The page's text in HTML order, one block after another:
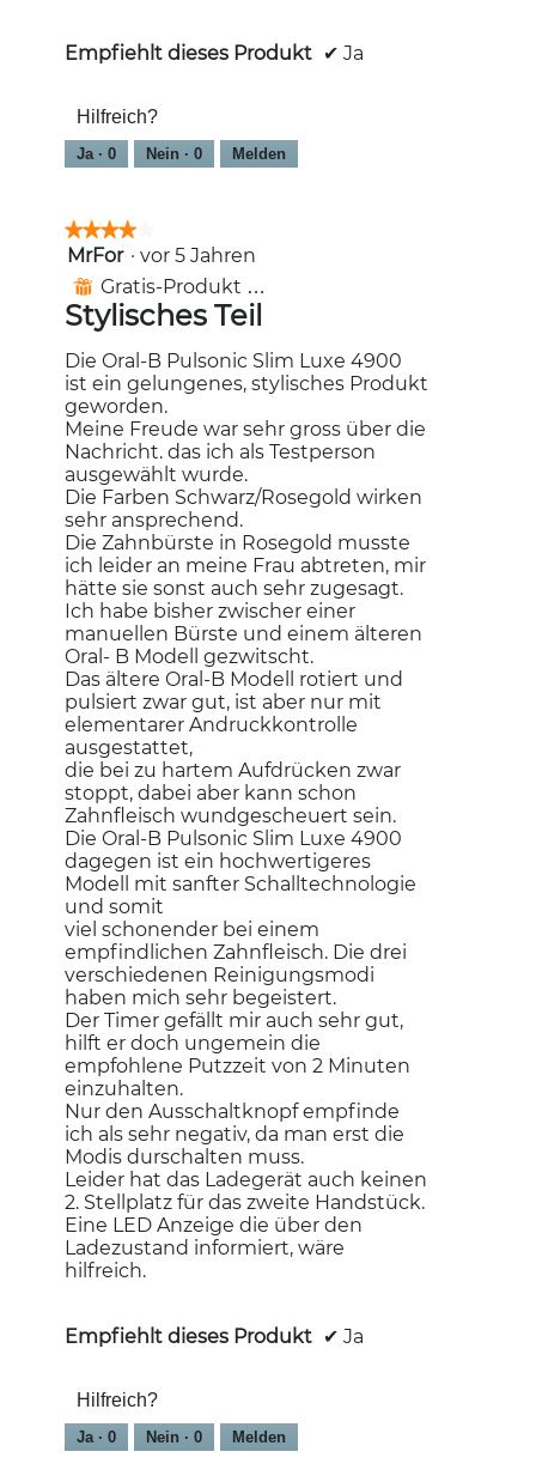
Empfiehlt dieses Produkt ✔ Ja
Hilfreich?
Ja · 0 Nein · 0 Melden
★★★★★
★★★★★
4
von
Sternen.
MrFor · vor 5 Jahren
⊞ Gratis-Produkt erhalten
Stylisches Teil
Die Oral-B Pulsonic Slim Luxe 4900
ist ein gelungenes, stylisches Produkt
geworden.
Meine Freude war sehr gross über die
Nachricht. das ich als Testperson
ausgewählt wurde.
Die Farben Schwarz/Rosegold wirken
sehr ansprechend.
Die Zahnbürste in Rosegold musste
ich leider an meine Frau abtreten, mir
hätte sie sonst auch sehr zugesagt.
Ich habe bisher zwischer einer
manuellen Bürste und einem älteren
Oral- B Modell gezwitscht.
Das ältere Oral-B Modell rotiert und
pulsiert zwar gut, ist aber nur mit
elementarer Andruckkontrolle
ausgestattet,
die bei zu hartem Aufdrücken zwar
stoppt, dabei aber kann schon
Zahnfleisch wundgescheuert sein.
Die Oral-B Pulsonic Slim Luxe 4900
dagegen ist ein hochwertigeres
Modell mit sanfter Schalltechnologie
und somit
viel schonender bei einem
empfindlichen Zahnfleisch. Die drei
verschiedenen Reinigungsmodi
haben mich sehr begeistert.
Der Timer gefällt mir auch sehr gut,
hilft er doch ungemein die
empfohlene Putzzeit von 2 Minuten
einzuhalten.
Nur den Ausschaltknopf empfinde
ich als sehr negativ, da man erst die
Modis durschalten muss.
Leider hat das Ladegerät auch keinen
2. Stellplatz für das zweite Handstück.
Eine LED Anzeige die über den
Ladezustand informiert, wäre
hilfreich.
Empfiehlt dieses Produkt ✔ Ja
Hilfreich?
Ja · 0 Nein · 0 Melden